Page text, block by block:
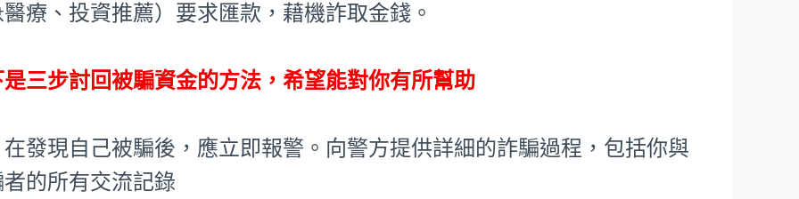
療、投資推薦）要求匯款，藉機詐取金錢。
三步討回被騙資金的方法，希望能對你有所幫助
發現自己被騙後，應立即報警。向警方提供詳細的詐騙過程，包括你與
的所有交流記錄